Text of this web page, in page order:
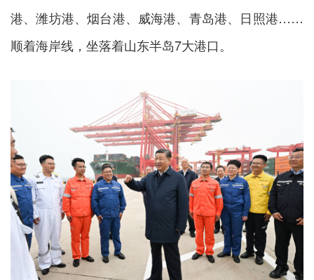
港、潍坊港、烟台港、威海港、青岛港、日照港……
顺着海岸线，坐落着山东半岛7大港口。